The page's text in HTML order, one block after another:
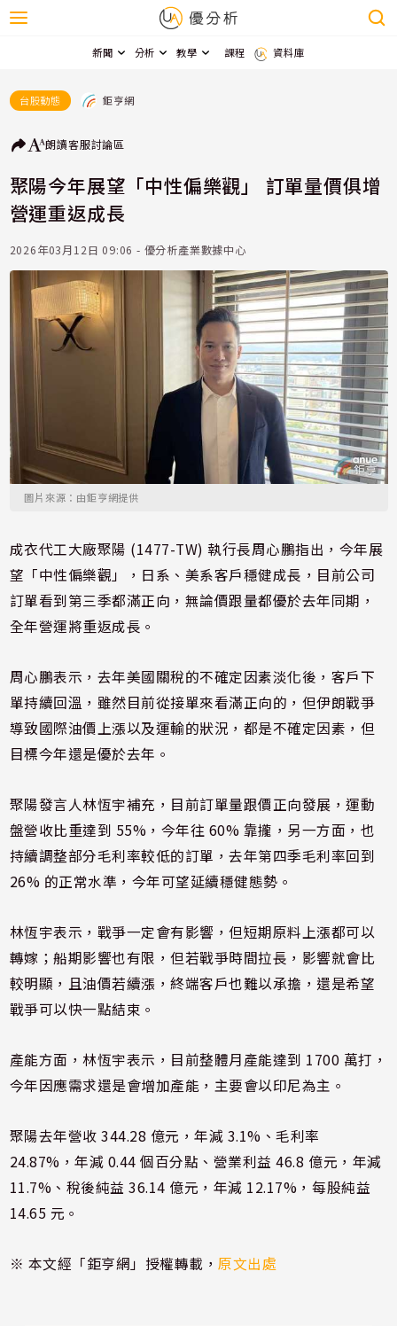
新聞 分析 教學 課程 資料庫
台股動態 鉅亨網
朗讀客服討論區
聚陽今年展望「中性偏樂觀」 訂單量價俱增
營運重返成長
2026年03月12日 09:06 - 優分析產業數據中心
圖片來源：由鉅亨網提供
成衣代工大廠聚陽 (1477-TW) 執行長周心鵬指出，今年展
望「中性偏樂觀」，日系、美系客戶穩健成長，目前公司
訂單看到第三季都滿正向，無論價跟量都優於去年同期，
全年營運將重返成長。
周心鵬表示，去年美國關稅的不確定因素淡化後，客戶下
單持續回溫，雖然目前從接單來看滿正向的，但伊朗戰爭
導致國際油價上漲以及運輸的狀況，都是不確定因素，但
目標今年還是優於去年。
聚陽發言人林恆宇補充，目前訂單量跟價正向發展，運動
盤營收比重達到 55%，今年往 60% 靠攏，另一方面，也
持續調整部分毛利率較低的訂單，去年第四季毛利率回到
26% 的正常水準，今年可望延續穩健態勢。
林恆宇表示，戰爭一定會有影響，但短期原料上漲都可以
轉嫁；船期影響也有限，但若戰爭時間拉長，影響就會比
較明顯，且油價若續漲，終端客戶也難以承擔，還是希望
戰爭可以快一點結束。
產能方面，林恆宇表示，目前整體月產能達到 1700 萬打，
今年因應需求還是會增加產能，主要會以印尼為主。
聚陽去年營收 344.28 億元，年減 3.1%、毛利率
24.87%，年減 0.44 個百分點、營業利益 46.8 億元，年減
11.7%、稅後純益 36.14 億元，年減 12.17%，每股純益
14.65 元。
※ 本文經「鉅亨網」授權轉載，原文出處